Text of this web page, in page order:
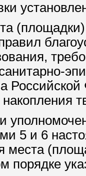
5 и 6
места
порядке